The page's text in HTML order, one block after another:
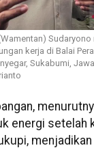
kerja di Balai
Sukabumi,
energi setelah